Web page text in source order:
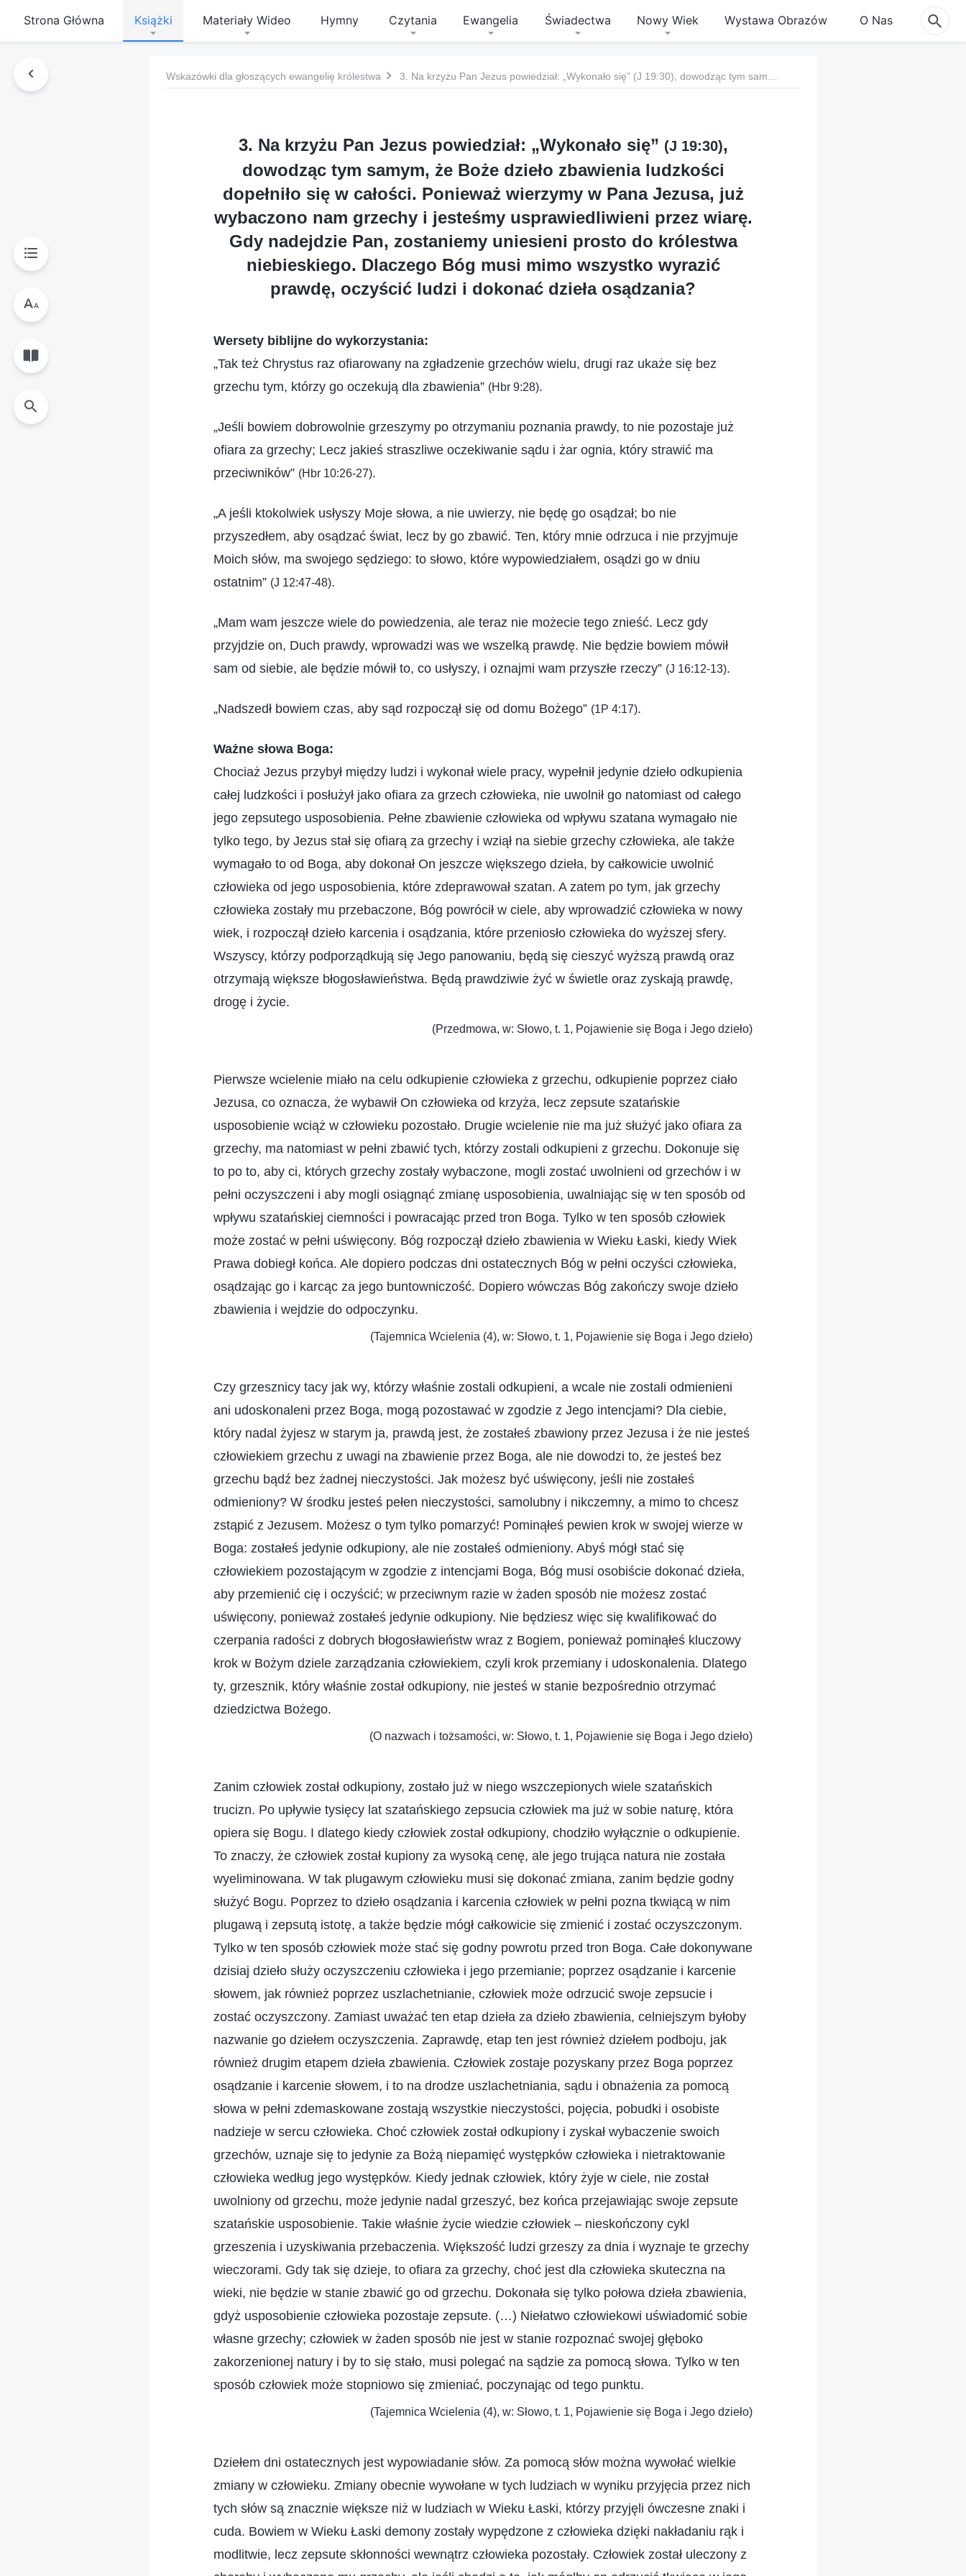
Strona Główna Książki Materiały Wideo Hymny Czytania Ewangelia Świadectwa Nowy Wiek Wystawa Obrazów O Nas
Wskazówki dla głoszących ewangelię królestwa
3. Na krzyżu Pan Jezus powiedział: „Wykonało się” (J 19:30),
dowodząc tym samym, że Boże dzieło zbawienia ludzkości
dopełniło się w całości. Ponieważ wierzymy w Pana Jezusa, już
wybaczono nam grzechy i jesteśmy usprawiedliwieni przez wiarę.
Gdy nadejdzie Pan, zostaniemy uniesieni prosto do królestwa
niebieskiego. Dlaczego Bóg musi mimo wszystko wyrazić
prawdę, oczyścić ludzi i dokonać dzieła osądzania?
Wersety biblijne do wykorzystania:
„Tak też Chrystus raz ofiarowany na zgładzenie grzechów wielu, drugi raz ukaże się bez
grzechu tym, którzy go oczekują dla zbawienia” (Hbr 9:28).
„Jeśli bowiem dobrowolnie grzeszymy po otrzymaniu poznania prawdy, to nie pozostaje już
ofiara za grzechy; Lecz jakieś straszliwe oczekiwanie sądu i żar ognia, który strawić ma
przeciwników” (Hbr 10:26-27).
„A jeśli ktokolwiek usłyszy Moje słowa, a nie uwierzy, nie będę go osądzał; bo nie
przyszedłem, aby osądzać świat, lecz by go zbawić. Ten, który mnie odrzuca i nie przyjmuje
Moich słów, ma swojego sędziego: to słowo, które wypowiedziałem, osądzi go w dniu
ostatnim” (J 12:47-48).
„Mam wam jeszcze wiele do powiedzenia, ale teraz nie możecie tego znieść. Lecz gdy
przyjdzie on, Duch prawdy, wprowadzi was we wszelką prawdę. Nie będzie bowiem mówił
sam od siebie, ale będzie mówił to, co usłyszy, i oznajmi wam przyszłe rzeczy” (J 16:12-13).
„Nadszedł bowiem czas, aby sąd rozpoczął się od domu Bożego” (1P 4:17).
Ważne słowa Boga:
Chociaż Jezus przybył między ludzi i wykonał wiele pracy, wypełnił jedynie dzieło odkupienia
całej ludzkości i posłużył jako ofiara za grzech człowieka, nie uwolnił go natomiast od całego
jego zepsutego usposobienia. Pełne zbawienie człowieka od wpływu szatana wymagało nie
tylko tego, by Jezus stał się ofiarą za grzechy i wziął na siebie grzechy człowieka, ale także
wymagało to od Boga, aby dokonał On jeszcze większego dzieła, by całkowicie uwolnić
człowieka od jego usposobienia, które zdeprawował szatan. A zatem po tym, jak grzechy
człowieka zostały mu przebaczone, Bóg powrócił w ciele, aby wprowadzić człowieka w nowy
wiek, i rozpoczął dzieło karcenia i osądzania, które przeniosło człowieka do wyższej sfery.
Wszyscy, którzy podporządkują się Jego panowaniu, będą się cieszyć wyższą prawdą oraz
otrzymają większe błogosławieństwa. Będą prawdziwie żyć w świetle oraz zyskają prawdę,
drogę i życie.
(Przedmowa, w: Słowo, t. 1, Pojawienie się Boga i Jego dzieło)
Pierwsze wcielenie miało na celu odkupienie człowieka z grzechu, odkupienie poprzez ciało
Jezusa, co oznacza, że wybawił On człowieka od krzyża, lecz zepsute szatańskie
usposobienie wciąż w człowieku pozostało. Drugie wcielenie nie ma już służyć jako ofiara za
grzechy, ma natomiast w pełni zbawić tych, którzy zostali odkupieni z grzechu. Dokonuje się
to po to, aby ci, których grzechy zostały wybaczone, mogli zostać uwolnieni od grzechów i w
pełni oczyszczeni i aby mogli osiągnąć zmianę usposobienia, uwalniając się w ten sposób od
wpływu szatańskiej ciemności i powracając przed tron Boga. Tylko w ten sposób człowiek
może zostać w pełni uświęcony. Bóg rozpoczął dzieło zbawienia w Wieku Łaski, kiedy Wiek
Prawa dobiegł końca. Ale dopiero podczas dni ostatecznych Bóg w pełni oczyści człowieka,
osądzając go i karcąc za jego buntowniczość. Dopiero wówczas Bóg zakończy swoje dzieło
zbawienia i wejdzie do odpoczynku.
(Tajemnica Wcielenia (4), w: Słowo, t. 1, Pojawienie się Boga i Jego dzieło)
Czy grzesznicy tacy jak wy, którzy właśnie zostali odkupieni, a wcale nie zostali odmienieni
ani udoskonaleni przez Boga, mogą pozostawać w zgodzie z Jego intencjami? Dla ciebie,
który nadal żyjesz w starym ja, prawdą jest, że zostałeś zbawiony przez Jezusa i że nie jesteś
człowiekiem grzechu z uwagi na zbawienie przez Boga, ale nie dowodzi to, że jesteś bez
grzechu bądź bez żadnej nieczystości. Jak możesz być uświęcony, jeśli nie zostałeś
odmieniony? W środku jesteś pełen nieczystości, samolubny i nikczemny, a mimo to chcesz
zstąpić z Jezusem. Możesz o tym tylko pomarzyć! Pominąłeś pewien krok w swojej wierze w
Boga: zostałeś jedynie odkupiony, ale nie zostałeś odmieniony. Abyś mógł stać się
człowiekiem pozostającym w zgodzie z intencjami Boga, Bóg musi osobiście dokonać dzieła,
aby przemienić cię i oczyścić; w przeciwnym razie w żaden sposób nie możesz zostać
uświęcony, ponieważ zostałeś jedynie odkupiony. Nie będziesz więc się kwalifikować do
czerpania radości z dobrych błogosławieństw wraz z Bogiem, ponieważ pominąłeś kluczowy
krok w Bożym dziele zarządzania człowiekiem, czyli krok przemiany i udoskonalenia. Dlatego
ty, grzesznik, który właśnie został odkupiony, nie jesteś w stanie bezpośrednio otrzymać
dziedzictwa Bożego.
(O nazwach i tożsamości, w: Słowo, t. 1, Pojawienie się Boga i Jego dzieło)
Zanim człowiek został odkupiony, zostało już w niego wszczepionych wiele szatańskich
trucizn. Po upływie tysięcy lat szatańskiego zepsucia człowiek ma już w sobie naturę, która
opiera się Bogu. I dlatego kiedy człowiek został odkupiony, chodziło wyłącznie o odkupienie.
To znaczy, że człowiek został kupiony za wysoką cenę, ale jego trująca natura nie została
wyeliminowana. W tak plugawym człowieku musi się dokonać zmiana, zanim będzie godny
służyć Bogu. Poprzez to dzieło osądzania i karcenia człowiek w pełni pozna tkwiącą w nim
plugawą i zepsutą istotę, a także będzie mógł całkowicie się zmienić i zostać oczyszczonym.
Tylko w ten sposób człowiek może stać się godny powrotu przed tron Boga. Całe dokonywane
dzisiaj dzieło służy oczyszczeniu człowieka i jego przemianie; poprzez osądzanie i karcenie
słowem, jak również poprzez uszlachetnianie, człowiek może odrzucić swoje zepsucie i
zostać oczyszczony. Zamiast uważać ten etap dzieła za dzieło zbawienia, celniejszym byłoby
nazwanie go dziełem oczyszczenia. Zaprawdę, etap ten jest również dziełem podboju, jak
również drugim etapem dzieła zbawienia. Człowiek zostaje pozyskany przez Boga poprzez
osądzanie i karcenie słowem, i to na drodze uszlachetniania, sądu i obnażenia za pomocą
słowa w pełni zdemaskowane zostają wszystkie nieczystości, pojęcia, pobudki i osobiste
nadzieje w sercu człowieka. Choć człowiek został odkupiony i zyskał wybaczenie swoich
grzechów, uznaje się to jedynie za Bożą niepamięć występków człowieka i nietraktowanie
człowieka według jego występków. Kiedy jednak człowiek, który żyje w ciele, nie został
uwolniony od grzechu, może jedynie nadal grzeszyć, bez końca przejawiając swoje zepsute
szatańskie usposobienie. Takie właśnie życie wiedzie człowiek – nieskończony cykl
grzeszenia i uzyskiwania przebaczenia. Większość ludzi grzeszy za dnia i wyznaje te grzechy
wieczorami. Gdy tak się dzieje, to ofiara za grzechy, choć jest dla człowieka skuteczna na
wieki, nie będzie w stanie zbawić go od grzechu. Dokonała się tylko połowa dzieła zbawienia,
gdyż usposobienie człowieka pozostaje zepsute. (…) Niełatwo człowiekowi uświadomić sobie
własne grzechy; człowiek w żaden sposób nie jest w stanie rozpoznać swojej głęboko
zakorzenionej natury i by to się stało, musi polegać na sądzie za pomocą słowa. Tylko w ten
sposób człowiek może stopniowo się zmieniać, poczynając od tego punktu.
(Tajemnica Wcielenia (4), w: Słowo, t. 1, Pojawienie się Boga i Jego dzieło)
Dziełem dni ostatecznych jest wypowiadanie słów. Za pomocą słów można wywołać wielkie
zmiany w człowieku. Zmiany obecnie wywołane w tych ludziach w wyniku przyjęcia przez nich
tych słów są znacznie większe niż w ludziach w Wieku Łaski, którzy przyjęli ówczesne znaki i
cuda. Bowiem w Wieku Łaski demony zostały wypędzone z człowieka dzięki nakładaniu rąk i
modlitwie, lecz zepsute skłonności wewnątrz człowieka pozostały. Człowiek został uleczony z